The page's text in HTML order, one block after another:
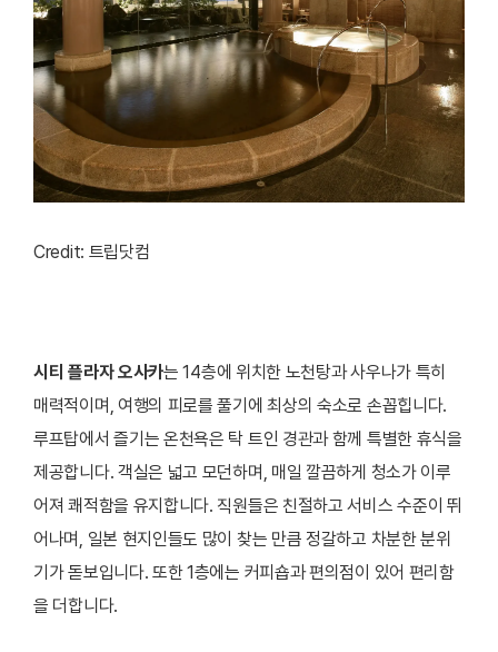
Credit: 트립닷컴
시티 플라자 오사카는 14층에 위치한 노천탕과 사우나가 특히
매력적이며, 여행의 피로를 풀기에 최상의 숙소로 손꼽힙니다.
루프탑에서 즐기는 온천욕은 탁 트인 경관과 함께 특별한 휴식을
제공합니다. 객실은 넓고 모던하며, 매일 깔끔하게 청소가 이루
어져 쾌적함을 유지합니다. 직원들은 친절하고 서비스 수준이 뛰
어나며, 일본 현지인들도 많이 찾는 만큼 정갈하고 차분한 분위
기가 돋보입니다. 또한 1층에는 커피숍과 편의점이 있어 편리함
을 더합니다.